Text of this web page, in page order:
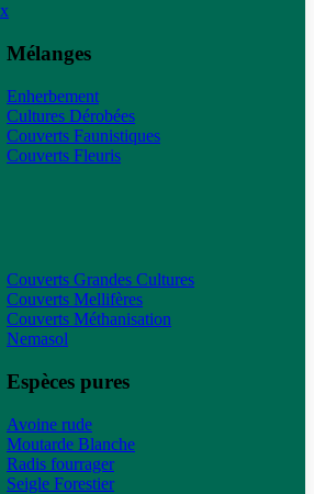
Mélanges
Enherbement
Cultures Dérobées
Couverts Faunistiques
Couverts Fleuris
Couverts Grandes Cultures
Couverts Mellifères
Couverts Méthanisation
Nemasol
Espèces pures
Avoine rude
Moutarde Blanche
Radis fourrager
Seigle Forestier